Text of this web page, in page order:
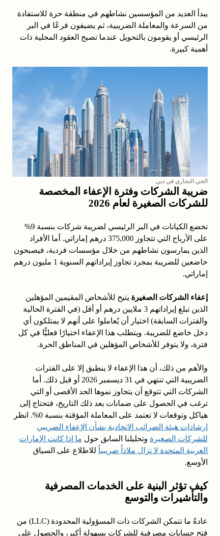
يبدأ العديد من المؤسسين نشاطهم في منطقة حرة للاستفادة
من السرعة والمعاملة الضريبية، ثم يضيفون فرعًا في البر
الرئيسي أو يقومون بالتحويل عندما تصبح العقود المحلية ذات
أهمية كبيرة.
الحي التجاري في دبي
ضريبة الشركات وفترة الإعفاء المخصصة
للشركات الصغيرة لعام 2026
تخضع الكيانات في البر الرئيسي لضريبة شركات بنسبة 9%
على الأرباح التي تتجاوز 375,000 درهم إماراتي. أما الأفراد
الذين يمارسون نشاطهم من خلال مؤسسات فردية، فيصبحون
خاضعين للضريبة بمجرد تجاوز إيراداتهم السنوية 1 مليون درهم
إماراتي.
إعفاء الشركات الصغيرة يتيح للأشخاص المقيمين المؤهلين
الذين تبلغ إيراداتهم 3 ملايين درهم أو أقل (في الفترة الحالية
والفترات السابقة) اختيار أن يُعاملوا على أنهم لا يمتلكون أي
دخل خاضع للضريبة. ويتطلب هذا الإعفاء اختيارًا فعليًّا في كل
فترة، ولا يتوفر للأشخاص المؤهلين في المناطق الحرة.
والأهم من ذلك، أن هذا الإعفاء لا ينطبق إلا على الفترات
الضريبية التي تنتهي في 31 ديسمبر 2026 أو قبل ذلك. أما
الشركات التي تتوقع أن يتجاوز نموها الحد الأقصى أو التي
ترغب في الحصول على ضمانات بعد ذلك التاريخ، فتحتاج إلى
هياكل وتوقعات لا تعتمد على المعاملة المؤقتة بنسبة 0%. انظر
إرشادات هيئة الضرائب الاتحادية بشأن الإعفاء الضريبي
للشركات الصغيرة وتحليلنا السابق حول ما إذا كانت الإمارات
العربية المتحدة لا تزال ملاذاً ضريبياً للاطلاع على السياق
الأوسع.
كيف تؤثر البنية على الخدمات المصرفية
والتأشيرات والتوسع
عادةً ما تتمكن الشركات ذات المسؤولية المحدودة (LLC) من
فتح حسابات مصرفية للشركات بسهولة أكبر، والحصول على